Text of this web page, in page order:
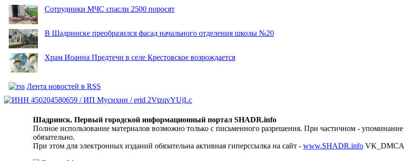
Сотрудники МЧС спасли 2500 поросят
В Шадринске преобразился фасад начального отделения школы №20
Храм Иоанна Предтечи в селе Крестовское возрождается
Лента новостей в RSS
Шадринск. Первый городской информационный портал SHADR.info
Полное использование материалов возможно только с письменного разрешения. При частичном - упоминание
обязательно.
При этом для электронных изданий обязательна активная гиперссылка на сайт - www.SHADR.info VK_DMCA